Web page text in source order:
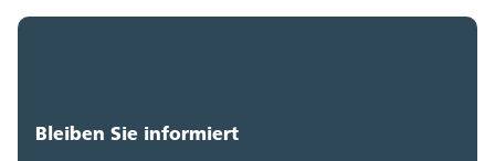
Bleiben Sie informiert